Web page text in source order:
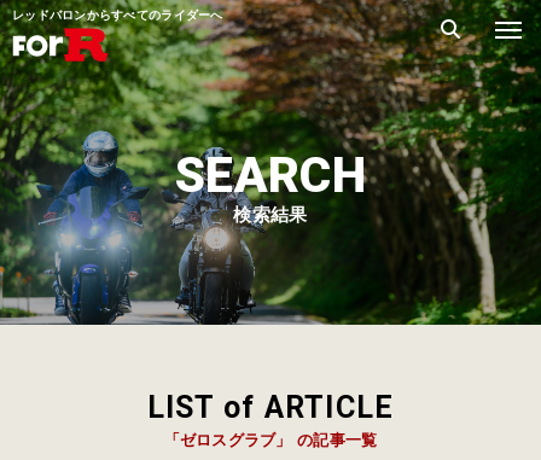
レッドバロンからすべてのライダーへ
SEARCH
検索結果
LIST of ARTICLE
「ゼロスグラブ」 の記事一覧